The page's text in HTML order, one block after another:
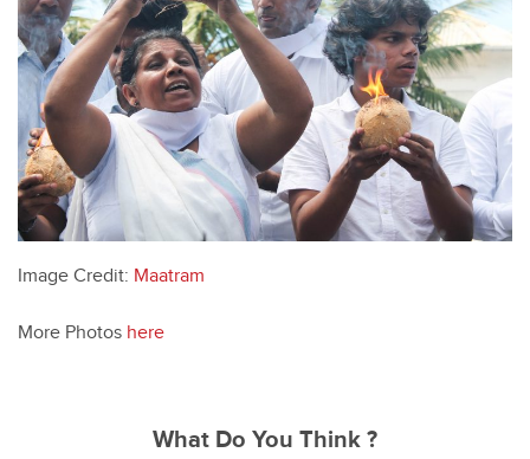
Image Credit: Maatram
More Photos here
What Do You Think ?